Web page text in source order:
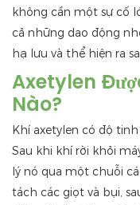
không cần một sự cố
cả những dao động
hạ lưu và thể hiện ra
Axetylen
Nào?
Khí axetylen có độ
Sau khi khí rời khỏi
lý nó qua một chuỗi
tách các giọt và bụi,